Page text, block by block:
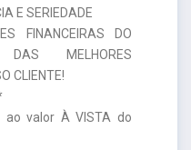
E SERIEDADE
FINANCEIRAS DO
MELHORES
CLIENTE!
ao valor À VISTA do